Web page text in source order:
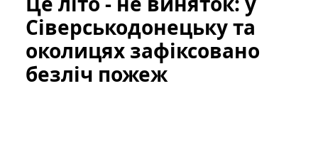
Сіверськодонецьку та
околицях зафіксовано
безліч пожеж